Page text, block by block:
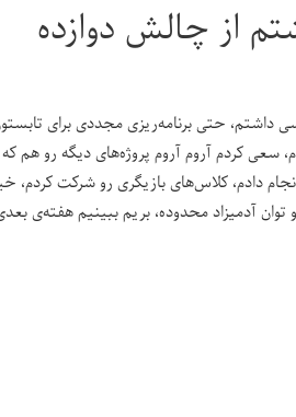
از چالش دوازده
داشتم، حتی برنامه‌‌ریزی مجددی برای
سعی کردم آروم آروم پروژه‌های دیگه رو هم
دادم، کلاس‌های بازیگری رو شرکت
توان آدمیزاد محدوده، بریم ببینیم هفته‌ی